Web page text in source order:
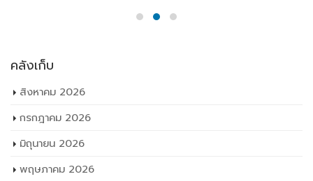
มิถุนายน 2026
พฤษภาคม 2026
เมษายน 2026
มีนาคม 2026
กุมภาพันธ์ 2026